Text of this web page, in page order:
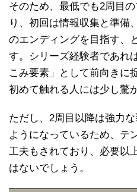
そのため、最低でも2周目
り、初回は情報収集と準備
のエンディングを目指す、
す。シリーズ経験者であれ
こみ要素」として前向きに
初めて触れる人には少し驚
ただし、2周目以降は強力
ようになっているため、テ
工夫もされており、必要以
はないでしょう。